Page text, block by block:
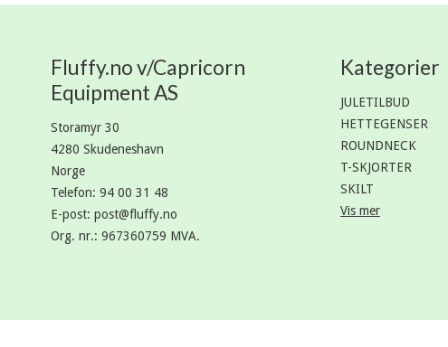
Fluffy.no v/Capricorn
Equipment AS
Storamyr 30
4280 Skudeneshavn
Norge
Telefon: 94 00 31 48
E-post: post@fluffy.no
Org. nr.: 967360759 MVA.
Kategorier
JULETILBUD
HETTEGENSER
ROUNDNECK
T-SKJORTER
SKILT
Vis mer